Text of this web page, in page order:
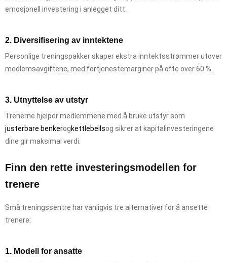
emosjonell investering i anlegget ditt.
2. Diversifisering av inntektene
Personlige treningspakker skaper ekstra inntektsstrømmer utover
medlemsavgiftene, med fortjenestemarginer på ofte over 60 %.
3. Utnyttelse av utstyr
Trenerne hjelper medlemmene med å bruke utstyr som
justerbare benkerogkettlebellsog sikrer at kapitalinvesteringene
dine gir maksimal verdi.
Finn den rette investeringsmodellen for
trenere
Små treningssentre har vanligvis tre alternativer for å ansette
trenere:
1. Modell for ansatte